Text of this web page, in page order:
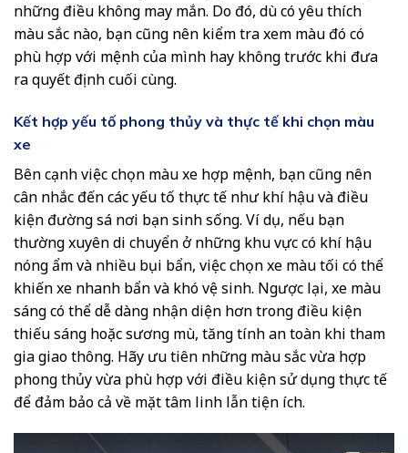
những điều không may mắn. Do đó, dù có yêu thích
màu sắc nào, bạn cũng nên kiểm tra xem màu đó có
phù hợp với mệnh của mình hay không trước khi đưa
ra quyết định cuối cùng.
Kết hợp yếu tố phong thủy và thực tế khi chọn màu
xe
Bên cạnh việc chọn màu xe hợp mệnh, bạn cũng nên
cân nhắc đến các yếu tố thực tế như khí hậu và điều
kiện đường sá nơi bạn sinh sống. Ví dụ, nếu bạn
thường xuyên di chuyển ở những khu vực có khí hậu
nóng ẩm và nhiều bụi bẩn, việc chọn xe màu tối có thể
khiến xe nhanh bẩn và khó vệ sinh. Ngược lại, xe màu
sáng có thể dễ dàng nhận diện hơn trong điều kiện
thiếu sáng hoặc sương mù, tăng tính an toàn khi tham
gia giao thông. Hãy ưu tiên những màu sắc vừa hợp
phong thủy vừa phù hợp với điều kiện sử dụng thực tế
để đảm bảo cả về mặt tâm linh lẫn tiện ích.